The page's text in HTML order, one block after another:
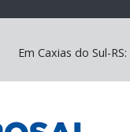
Em Caxias do Sul-RS: